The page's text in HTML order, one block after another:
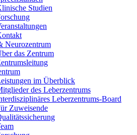
Studien
Neurozentrum
das Zentrum
im Überblick
des Leberzentrums
Leberzentrums-Board
Zuweisende